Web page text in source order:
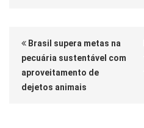
Brasil supera metas na
pecuária sustentável com
aproveitamento de
dejetos animais